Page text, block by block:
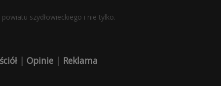
szydłowieckiego i nie tylko.
| Opinie | Reklama